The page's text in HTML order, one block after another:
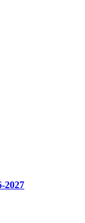
2027